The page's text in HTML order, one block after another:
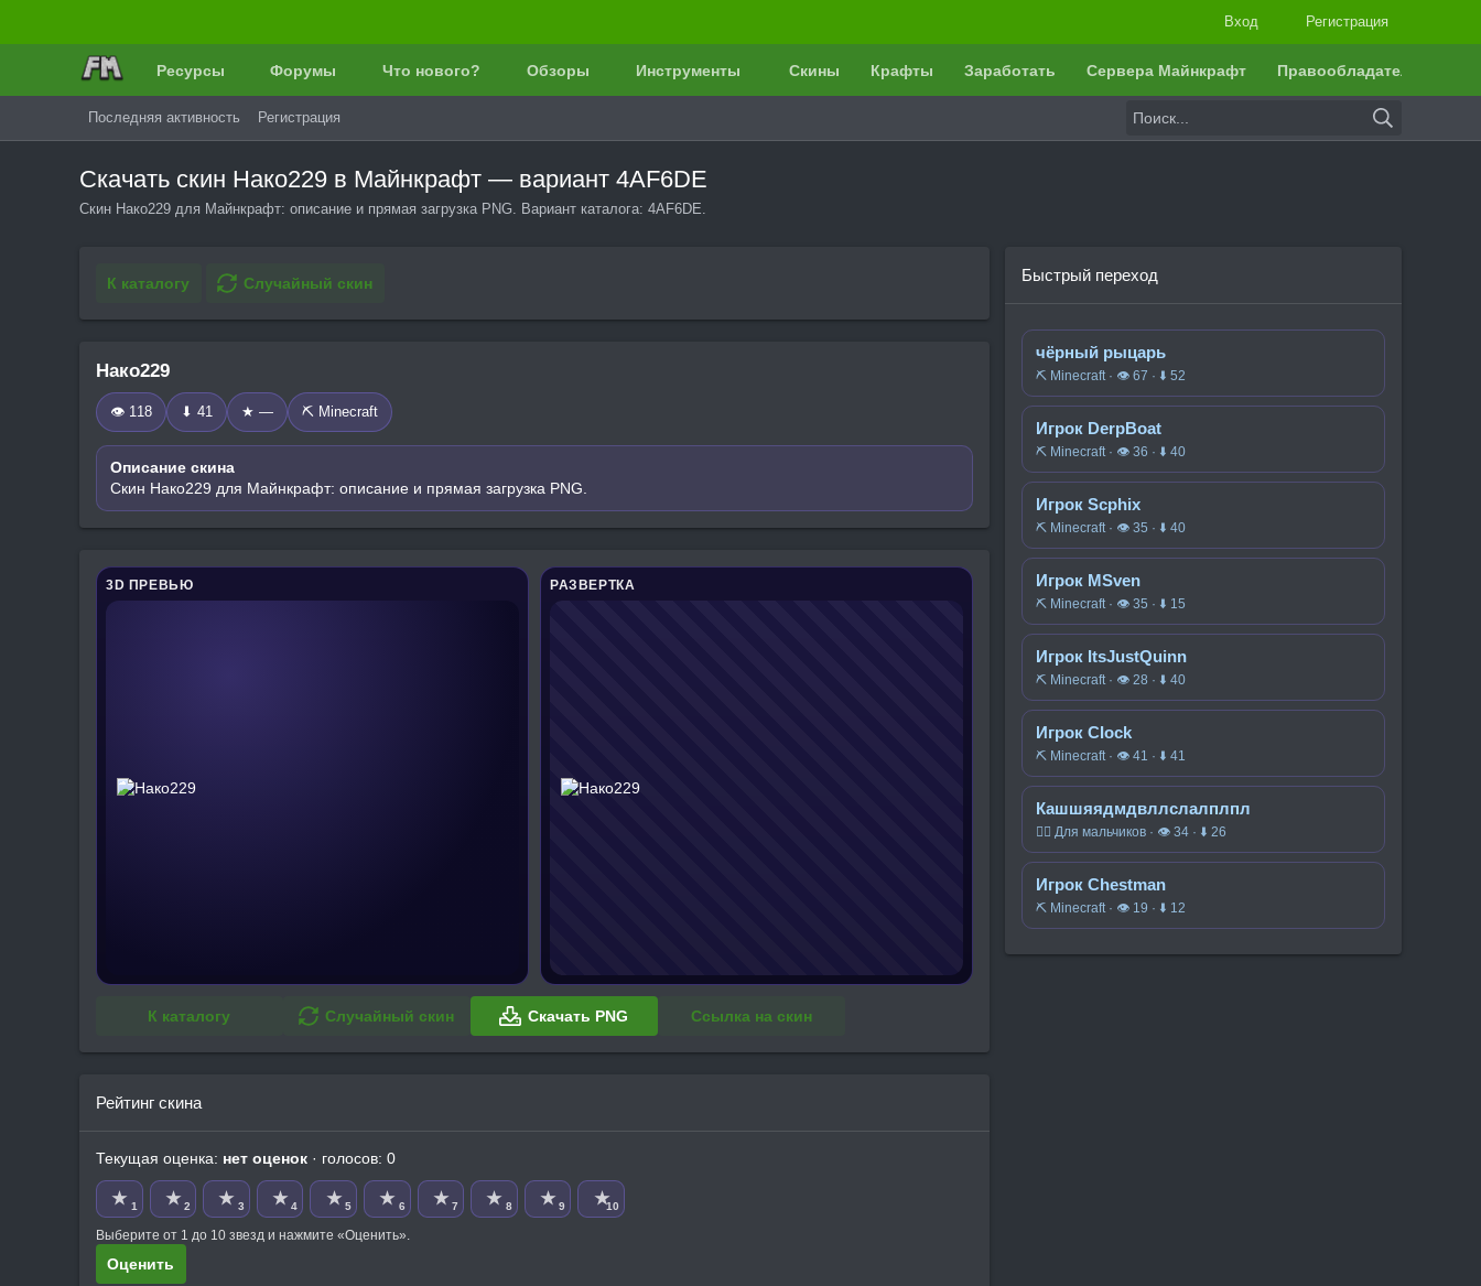
Вход Регистрация
Ресурсы Форумы Что нового? Обзоры Инструменты Скины Крафты Заработать Сервера Майнкрафт Правообладателям
Последняя активность Регистрация
Скачать скин Нако229 в Майнкрафт — вариант 4AF6DE
Скин Нако229 для Майнкрафт: описание и прямая загрузка PNG. Вариант каталога: 4AF6DE.
К каталогу Случайный скин
Нако229
👁 118 ⬇ 41 ★ — ⛏️ Minecraft
Описание скина
Скин Нако229 для Майнкрафт: описание и прямая загрузка PNG.
3D ПРЕВЬЮ РАЗВЕРТКА
К каталогу Случайный скин Скачать PNG Ссылка на скин
Рейтинг скина
Текущая оценка: нет оценок · голосов: 0
★ 1 ★ 2 ★ 3 ★ 4 ★ 5 ★ 6 ★ 7 ★ 8 ★ 9 ★10
Выберите от 1 до 10 звезд и нажмите «Оценить».
Оценить
Быстрый переход
чёрный рыцарь
⛏️ Minecraft · 👁 67 · ⬇ 52
Игрок DerpBoat
⛏️ Minecraft · 👁 36 · ⬇ 40
Игрок Scphix
⛏️ Minecraft · 👁 35 · ⬇ 40
Игрок MSven
⛏️ Minecraft · 👁 35 · ⬇ 15
Игрок ItsJustQuinn
⛏️ Minecraft · 👁 28 · ⬇ 40
Игрок CIock
⛏️ Minecraft · 👁 41 · ⬇ 41
Кашшяядмдвллслалплпл
🧍‍♂️ Для мальчиков · 👁 34 · ⬇ 26
Игрок Chestman
⛏️ Minecraft · 👁 19 · ⬇ 12